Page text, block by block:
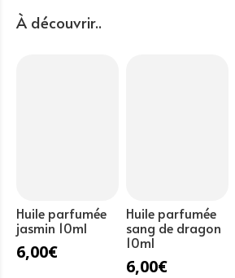
parfumée
À découvrir..
Huile parfumée
jasmin 10ml
6,00€
Huile parfumée
sang de dragon
10ml
6,00€